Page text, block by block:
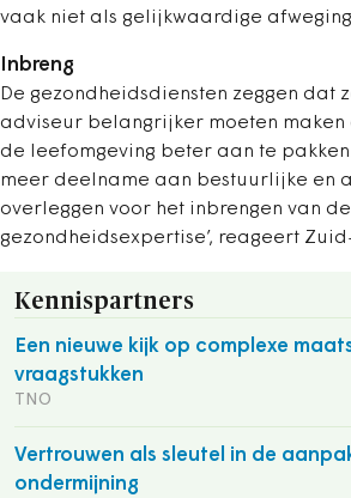
vaak niet als gelijkwaardige
Inbreng
De gezondheidsdiensten zeggen dat
adviseur belangrijker moeten maken
de leefomgeving beter aan te pakken.
meer deelname aan bestuurlijke en
overleggen voor het inbrengen van de
gezondheidsexpertise’, reageert
Kennispartners
Een nieuwe kijk op complexe
vraagstukken
TNO
Vertrouwen als sleutel in de
ondermijning